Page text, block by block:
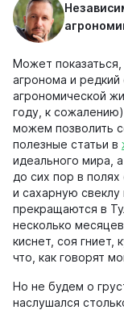
Может
агронома и
агрономической
году, к
можем позволить
полезные статьи в
идеального мира,
до сих пор в полях
и сахарную
прекращаются в
несколько
киснет, соя гниет,
что, как говорят
Но не будем о
наслушался